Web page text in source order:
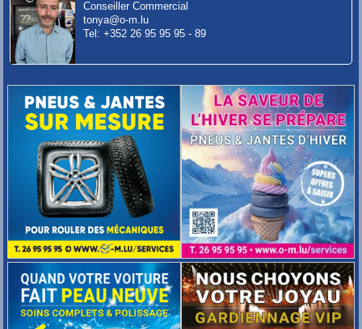
Conseiller Commercial
tonya@o-m.lu
Tel: +352 26 95 95 95 - 89